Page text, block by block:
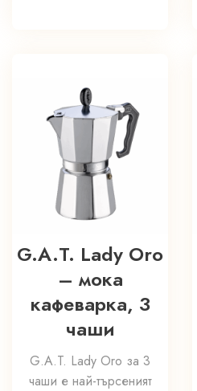
G.A.T. Lady Oro
– мока
кафеварка, 3
чаши
G.A.T. Lady Oro за 3
чаши е най-търсеният